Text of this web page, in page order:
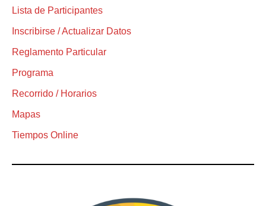
Lista de Participantes
Inscribirse / Actualizar Datos
Reglamento Particular
Programa
Recorrido / Horarios
Mapas
Tiempos Online